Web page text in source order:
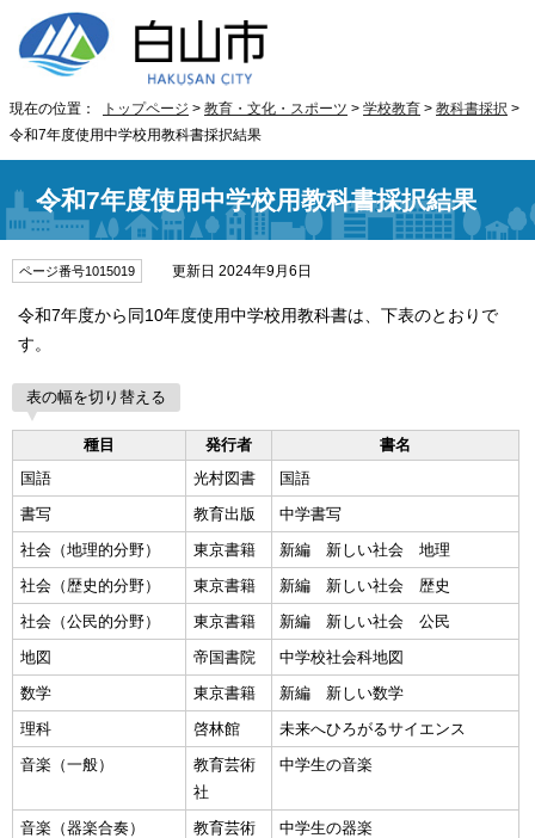
現在の位置： トップページ > 教育・文化・スポーツ > 学校教育 > 教科書採択 >
令和7年度使用中学校用教科書採択結果
令和7年度使用中学校用教科書採択結果
ページ番号1015019 更新日 2024年9月6日
令和7年度から同10年度使用中学校用教科書は、下表のとおりで
す。
表の幅を切り替える
種目 発行者
書名
国語
光村図書
国語
書写
教育出版
中学書写
社会（地理的分野）
東京書籍
新編 新しい社会 地理
社会（歴史的分野）
東京書籍
新編 新しい社会 歴史
社会（公民的分野）
東京書籍
新編 新しい社会 公民
地図
帝国書院
中学校社会科地図
数学
東京書籍
新編 新しい数学
理科
啓林館
未来へひろがるサイエンス
音楽（一般）
教育芸術
社
中学生の音楽
音楽（器楽合奏）
教育芸術
中学生の器楽